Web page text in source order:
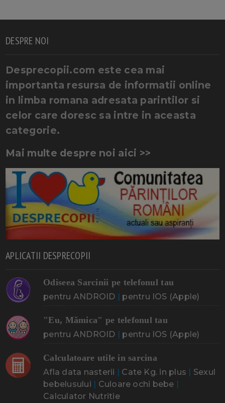
DESPRE NOI
Desprecopii.com este cea mai
importanta resursa de informatii online
in limba romana adresata parintilor si
celor care doresc sa intre in aceasta
categorie.
Mai multe despre noi aici >>
APLICATII DESPRECOPII
Odiseea Sarcinii pe telefonul tau
pentru ANDROID | pentru IOS (Apple)
"Eu, Mămica" pe telefonul tau
pentru ANDROID | pentru IOS (Apple)
Calculatoare utile in sarcina
Afla data nasterii | Cate Kg. in plus | Sexul
bebelusului | Culoare ochi bebe |
Calculator Nutritie